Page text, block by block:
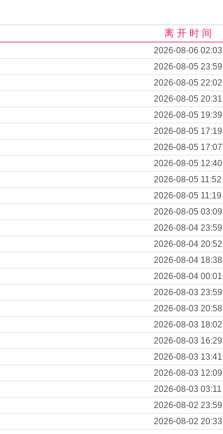
离 开 时 间
2026-08-06 02:03
2026-08-05 23:59
2026-08-05 22:02
2026-08-05 20:31
2026-08-05 19:39
2026-08-05 17:19
2026-08-05 17:07
2026-08-05 12:40
2026-08-05 11:52
2026-08-05 11:19
2026-08-05 03:09
2026-08-04 23:59
2026-08-04 20:52
2026-08-04 18:38
2026-08-04 00:01
2026-08-03 23:59
2026-08-03 20:58
2026-08-03 18:02
2026-08-03 16:29
2026-08-03 13:41
2026-08-03 12:09
2026-08-03 03:11
2026-08-02 23:59
2026-08-02 20:33